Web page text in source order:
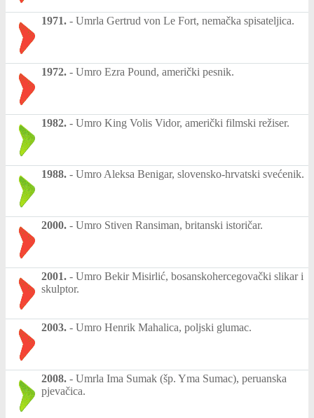
1971. - Umrla Gertrud von Le Fort, nemačka spisateljica.
1972. - Umro Ezra Pound, američki pesnik.
1982. - Umro King Volis Vidor, američki filmski režiser.
1988. - Umro Aleksa Benigar, slovensko-hrvatski svećenik.
2000. - Umro Stiven Ransiman, britanski istoričar.
2001. - Umro Bekir Misirlić, bosanskohercegovački slikar i
skulptor.
2003. - Umro Henrik Mahalica, poljski glumac.
2008. - Umrla Ima Sumak (šp. Yma Sumac), peruanska
pjevačica.